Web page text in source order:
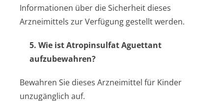
Informationen über die Sicherheit dieses
Arzneimittels zur Verfügung gestellt werden.
5. Wie ist Atropinsulfat Aguettant
aufzubewahren?
Bewahren Sie dieses Arzneimittel für Kinder
unzugänglich auf.